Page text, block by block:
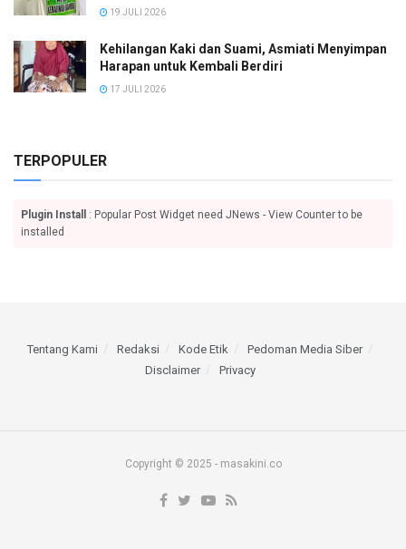
19 JULI 2026
Kehilangan Kaki dan Suami, Asmiati Menyimpan
Harapan untuk Kembali Berdiri
17 JULI 2026
TERPOPULER
Plugin Install
: Popular Post Widget need JNews - View Counter to be
installed
Tentang Kami Redaksi Kode Etik
Pedoman Media Siber
Disclaimer
Privacy
Copyright © 2025 - masakini.co